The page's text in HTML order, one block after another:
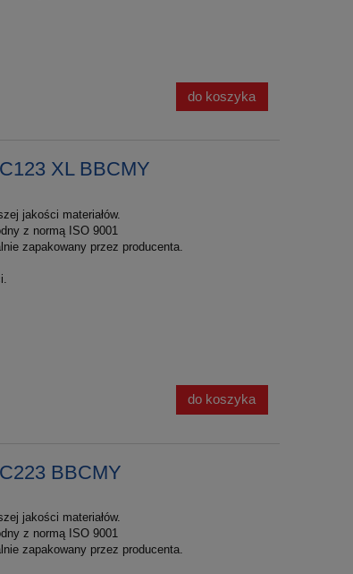
do koszyka
XL BBCMY
jakości materiałów.
z normą ISO 9001
zapakowany przez producenta.
do koszyka
BBCMY
jakości materiałów.
z normą ISO 9001
zapakowany przez producenta.